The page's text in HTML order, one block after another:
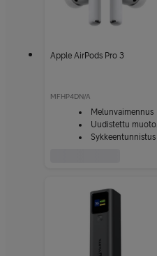
Apple AirPods Pro 3
MFHP4DN/A
Melunvaimennus
Uudistettu muotoilu
Sykkeentunnistus